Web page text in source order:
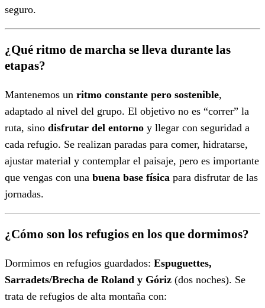
seguro.
¿Qué ritmo de marcha se lleva durante las
etapas?
Mantenemos un ritmo constante pero sostenible,
adaptado al nivel del grupo. El objetivo no es “correr” la
ruta, sino disfrutar del entorno y llegar con seguridad a
cada refugio. Se realizan paradas para comer, hidratarse,
ajustar material y contemplar el paisaje, pero es importante
que vengas con una buena base física para disfrutar de las
jornadas.
¿Cómo son los refugios en los que dormimos?
Dormimos en refugios guardados: Espuguettes,
Sarradets/Brecha de Roland y Góriz (dos noches). Se
trata de refugios de alta montaña con: